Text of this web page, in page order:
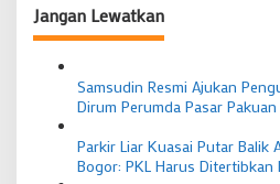
Jangan Lewatkan
Samsudin Resmi Ajukan
Dirum Perumda Pasar Pakuan
Parkir Liar Kuasai Putar Balik
Bogor: PKL Harus Ditertibkan